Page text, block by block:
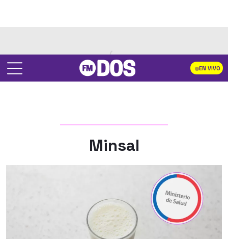
EN VIVO
Minsal